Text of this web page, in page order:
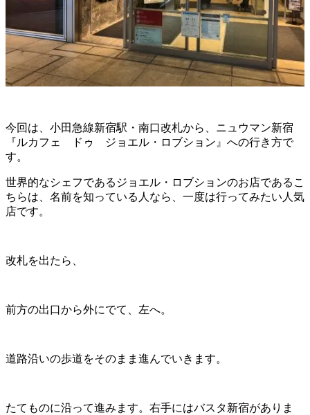
今回は、小田急線新宿駅・南口改札から、ニュウマン新宿
『ルカフェ ドゥ ジョエル・ロブション』への行き方で
す。
世界的なシェフであるジョエル・ロブションのお店であるこ
ちらは、名前を知っている人なら、一度は行ってみたい人気
店です。
改札を出たら、
前方の出口から外にでて、左へ。
道路沿いの歩道をそのまま進んでいきます。
たてものに沿って進みます。右手にはバスタ新宿がありま